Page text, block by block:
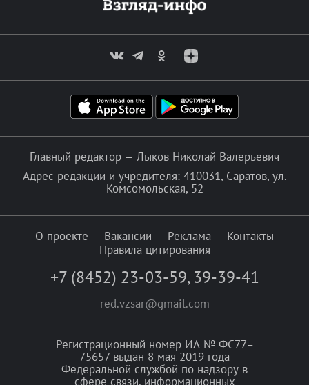
Главный редактор — Лыков Николай Валерьевич
Адрес редакции и учредителя: 410031, Саратов, ул.
Комсомольская, 52
О проекте Вакансии Реклама
Контакты
Правила цитирования
+7 (8452) 23-03-59, 39-39-41
red.vzsar@gmail.com
Регистрационный номер ИА № ФС77–
75657 выдан 8 мая 2019 года
Федеральной службой по надзору в
сфере связи, информационных